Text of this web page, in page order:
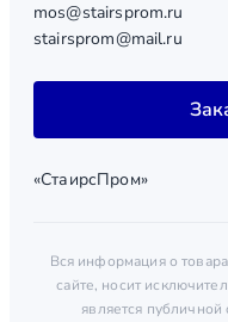
mos@stairsprom.ru
stairsprom@mail.ru
«СтаирсПром»
Вся информация о
сайте, носит
является